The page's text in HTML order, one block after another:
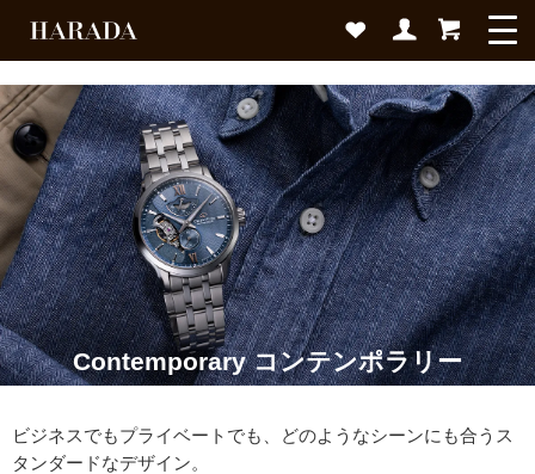
Contemporary コンテンポラリー
ビジネスでもプライベートでも、どのようなシーンにも合うス
タンダードなデザイン。